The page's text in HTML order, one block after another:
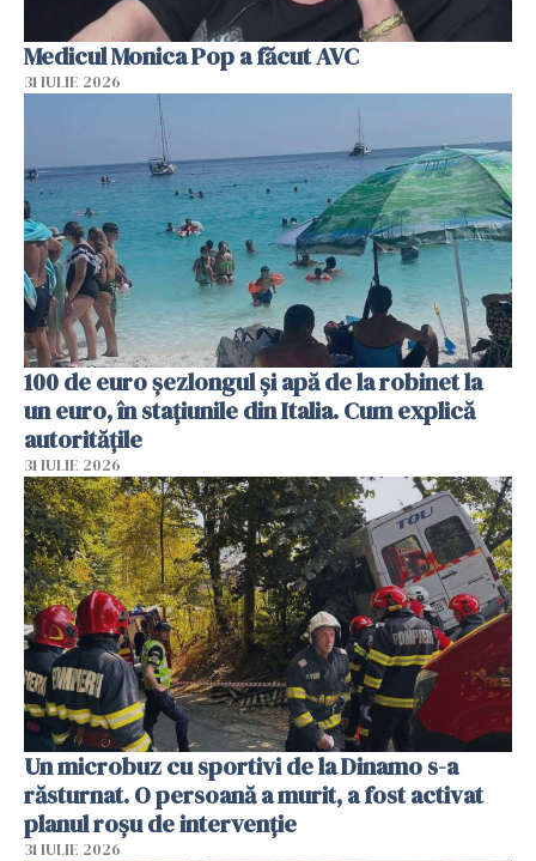
Medicul Monica Pop a făcut AVC
31 IULIE 2026
100 de euro șezlongul și apă de la robinet la
un euro, în stațiunile din Italia. Cum explică
autoritățile
31 IULIE 2026
Un microbuz cu sportivi de la Dinamo s-a
răsturnat. O persoană a murit, a fost activat
planul roșu de intervenție
31 IULIE 2026